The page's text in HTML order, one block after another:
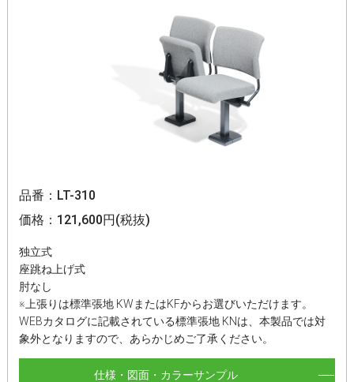
品番：LT-310
価格：121,600円(税抜)
独立式
座跳ね上げ式
肘なし
※上張りは標準張地 KWまたはKFからお選びいただけます。
WEBカタログに記載されている標準張地 KNは、本製品では対
象外となりますので、あらかじめご了承ください。
仕様・図面・カラーサンプル